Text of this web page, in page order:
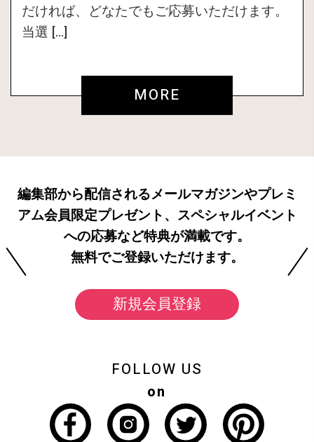
だければ、どなたでもご応募いただけます。
当選 […]
MORE
編集部から配信されるメールマガジンやプレミ
アム会員限定プレゼント、スペシャルイベント
への応募など特典が満載です。
無料でご登録いただけます。
新規会員登録
FOLLOW US
on